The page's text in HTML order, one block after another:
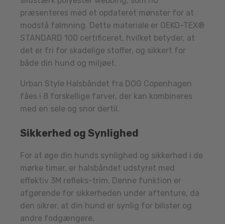
præsenteres med et opdateret mønster for at
modstå falmning. Dette materiale er OEKO-TEX®
STANDARD 100 certificeret, hvilket betyder, at
det er fri for skadelige stoffer, og sikkert for
både din hund og miljøet.
Urban Style Halsbåndet fra DOG Copenhagen
fåes i 8 forskellige farver, der kan kombineres
med en sele og snor dertil.
Sikkerhed og Synlighed
For at øge din hunds synlighed og sikkerhed i de
mørke timer, er halsbåndet udstyret med
effektiv 3M refleks-trim. Denne funktion er
afgørende for sikkerheden under aftenture, da
den sikrer, at din hund er synlig for bilister og
andre fodgængere.